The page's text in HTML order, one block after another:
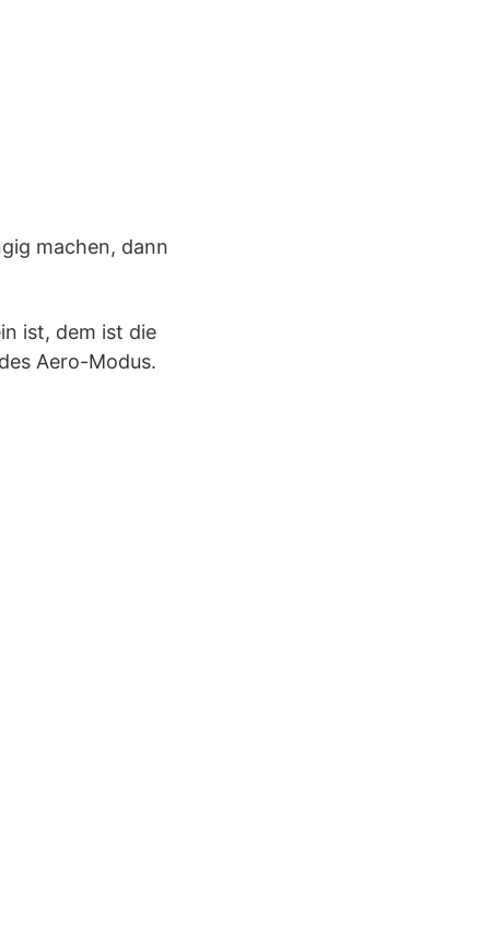
machen, dann
ist, dem ist die
Aero-Modus.